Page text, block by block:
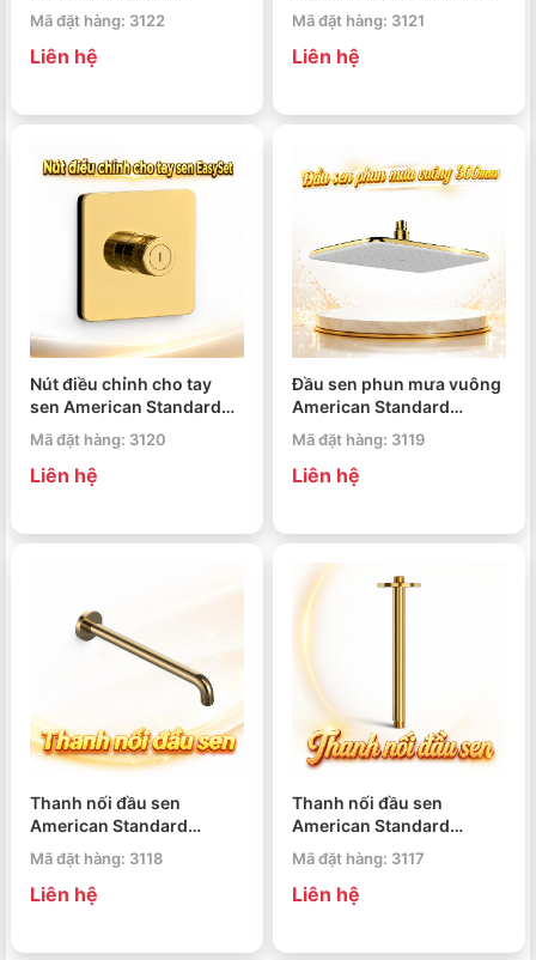
Standard EasySet
FFAS0927CS
Mã đặt hàng: 3122
Liên hệ
EasySet FFAS0926CS
Mã đặt hàng: 3121
Liên hệ
Nút điều chỉnh cho tay
sen American Standard
EasySet FFAS0925CS
Mã đặt hàng: 3120
Liên hệ
Đầu sen phun mưa vuông
American Standard
FFAS5515CS 300mm
Mã đặt hàng: 3119
Liên hệ
Thanh nối đầu sen
American Standard
FFAS9909CS
Mã đặt hàng: 3118
Liên hệ
Thanh nối đầu sen
American Standard
FFAS9908CS
Mã đặt hàng: 3117
Liên hệ